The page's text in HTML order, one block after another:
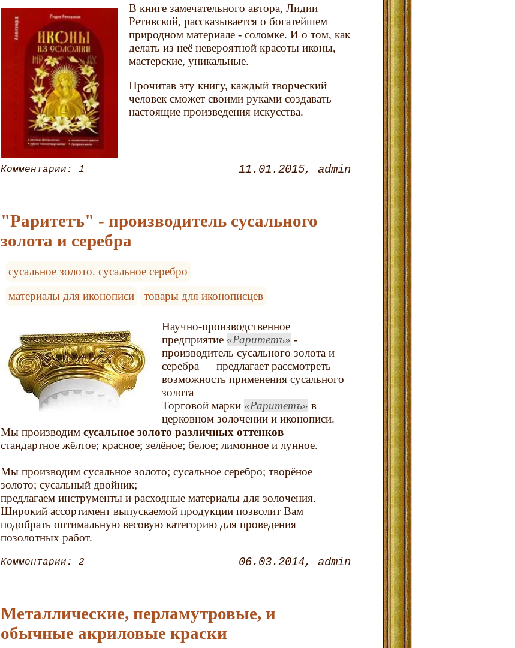
В книге замечательного автора, Лидии
Ретивской, рассказывается о богатейшем
природном материале - соломке. И о том, как
делать из неё невероятной красоты иконы,
мастерские, уникальные.
Прочитав эту книгу, каждый творческий
человек сможет своими руками создавать
настоящие произведения искусства.
Комментарии: 1 11.01.2015 admin
"Раритетъ" - производитель сусального
золота и серебра
сусальное золото. сусальное серебро
материалы для иконописи
товары для иконописцев
Научно-производственное
предприятие
Раритетъ
-
производитель сусального золота и
серебра — предлагает рассмотреть
возможность применения сусального
золота
Торговой марки
Раритетъ
в
церковном золочении и иконописи.
Мы производим сусальное золото различных оттенков—
стандартное жёлтое; красное; зелёное; белое; лимонное и лунное.
Мы производим сусальное золото; сусальное серебро; творёное
золото; сусальный двойник;
предлагаем инструменты и расходные материалы для золочения.
Широкий ассортимент выпускаемой продукции позволит Вам
подобрать оптимальную весовую категорию для проведения
позолотных работ.
Комментарии: 2 06.03.2014 admin
Металлические, перламутровые, и
обычные акриловые краски